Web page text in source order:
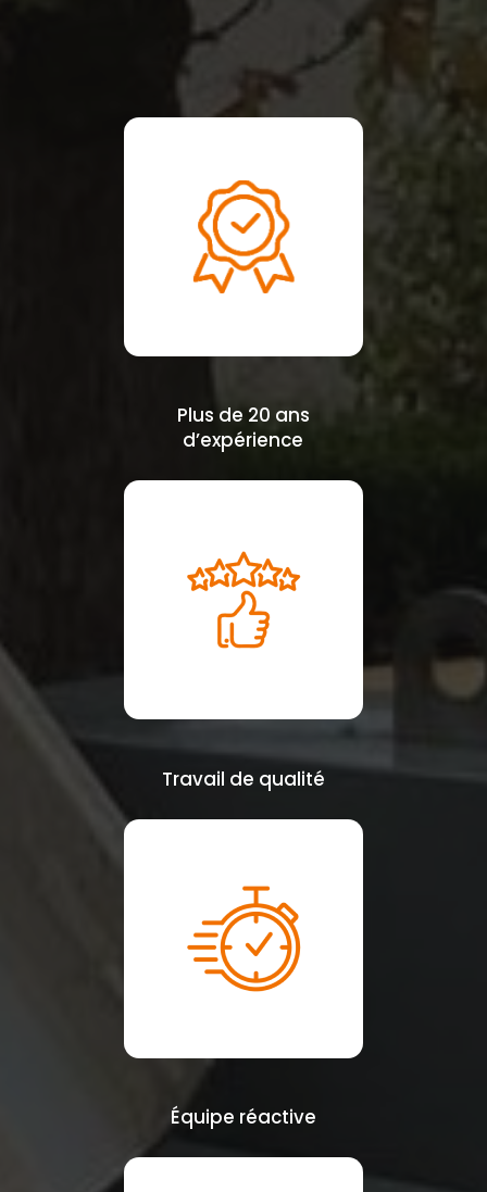
Plus de 20 ans
d’expérience
Travail de qualité
Équipe réactive